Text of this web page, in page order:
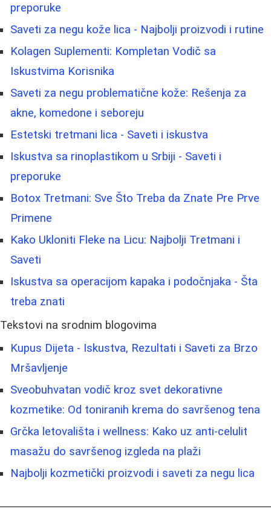
preporuke
Saveti za negu kože lica - Najbolji proizvodi i rutine
Kolagen Suplementi: Kompletan Vodič sa
Iskustvima Korisnika
Saveti za negu problematične kože: Rešenja za
akne, komedone i seboreju
Estetski tretmani lica - Saveti i iskustva
Iskustva sa rinoplastikom u Srbiji - Saveti i
preporuke
Botox Tretmani: Sve Što Treba da Znate Pre Prve
Primene
Kako Ukloniti Fleke na Licu: Najbolji Tretmani i
Saveti
Iskustva sa operacijom kapaka i podočnjaka - Šta
treba znati
Tekstovi na srodnim blogovima
Kupus Dijeta - Iskustva, Rezultati i Saveti za Brzo
Mršavljenje
Sveobuhvatan vodič kroz svet dekorativne
kozmetike: Od toniranih krema do savršenog tena
Grčka letovališta i wellness: Kako uz anti-celulit
masažu do savršenog izgleda na plaži
Najbolji kozmetički proizvodi i saveti za negu lica